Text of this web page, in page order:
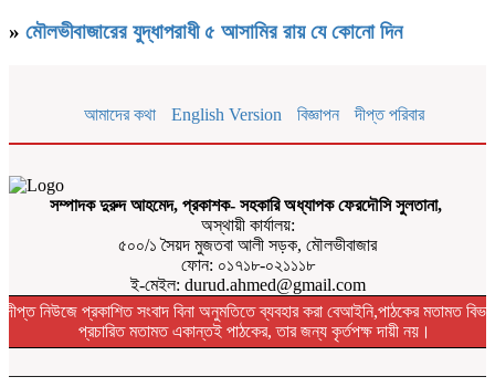
» মৌলভীবাজারের যুদ্ধাপরাধী ৫ আসামির রায় যে কোনো দিন
আমাদের কথা English Version বিজ্ঞাপন দীপ্ত পরিবার
সম্পাদক দুরুদ আহমেদ, প্রকাশক- সহকারি অধ্যাপক ফেরদৌসি সুলতানা,
অস্থায়ী কার্যালয়:
৫০০/১ সৈয়দ মুজতবা আলী সড়ক, মৌলভীবাজার
ফোন: ০১৭১৮-০২১১১৮
ই-মেইল: durud.ahmed@gmail.com
দীপ্ত নিউজে প্রকাশিত সংবাদ বিনা অনুমতিতে ব্যবহার করা বেআইনি,পাঠকের মতামত
প্রচারিত মতামত একান্তই পাঠকের, তার জন্য কৃর্তপক্ষ দায়ী নয়।